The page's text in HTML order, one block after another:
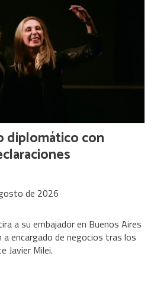
diplomático con
de 2026
a su embajador en Buenos Aires
a encargado de negocios tras los
Javier Milei.